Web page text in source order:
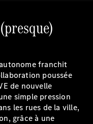
franchit
poussée
de nouvelle
simple pression
les rues de la ville,
grâce à une